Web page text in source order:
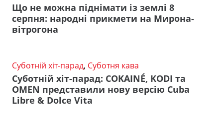
Що не можна піднімати із землі 8
серпня: народні прикмети на Мирона-
вітрогона
Суботній хіт-парад, Суботня кава
Суботній хіт-парад: COKAINÉ, KODI та
OMEN представили нову версію Cuba
Libre & Dolce Vita